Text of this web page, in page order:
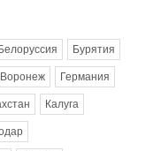
Бурятия
Воронеж Германия
Калуга